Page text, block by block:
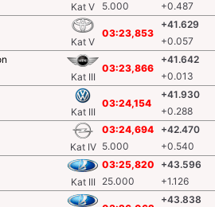
Kat V 5.000 +0.487
Kat V
03:23,853
+41.629
+0.057
Kat III
03:23,866
+41.642
+0.013
Kat III
03:24,154
+41.930
+0.288
Kat IV
03:24,694
5.000
+42.470
+0.540
Kat III
03:25,820
25.000
+43.596
+1.126
+43.838